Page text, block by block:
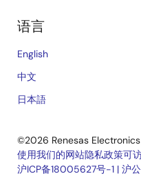
语言
English
中文
日本語
©2026 Renesas
使用我们的网站隐私政策可
沪ICP备18005627号-1 | 沪